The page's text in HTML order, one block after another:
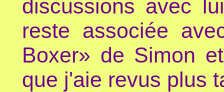
discussions avec
reste associée
Boxer» de Simon
que j'aie revus plus